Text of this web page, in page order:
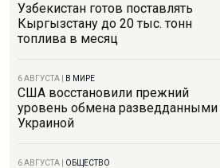
Узбекистан готов поставлять
Кыргызстану до 20 тыс. тонн
топлива в месяц
6 АВГУСТА В МИРЕ
США восстановили прежний
уровень обмена разведданными
Украиной
6 АВГУСТА ОБЩЕСТВО